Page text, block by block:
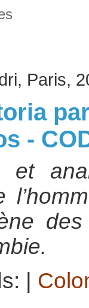
Paris,
-
et